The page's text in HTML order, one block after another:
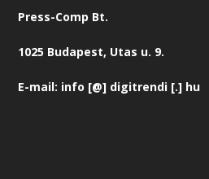
Press-Comp Bt.
1025 Budapest, Utas u. 9.
E-mail: info [@] digitrendi [.] hu